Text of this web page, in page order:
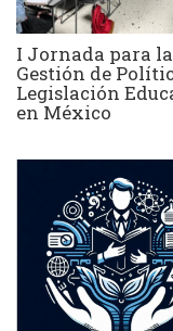
I Jornada para la
Gestión de
Legislación
en México